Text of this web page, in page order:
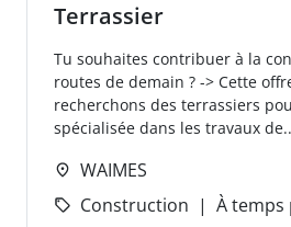
Terrassier
Tu souhaites contribuer à la
routes de demain ? -> Cette
recherchons des terrassiers
spécialisée dans les travaux
WAIMES
Construction
À temps